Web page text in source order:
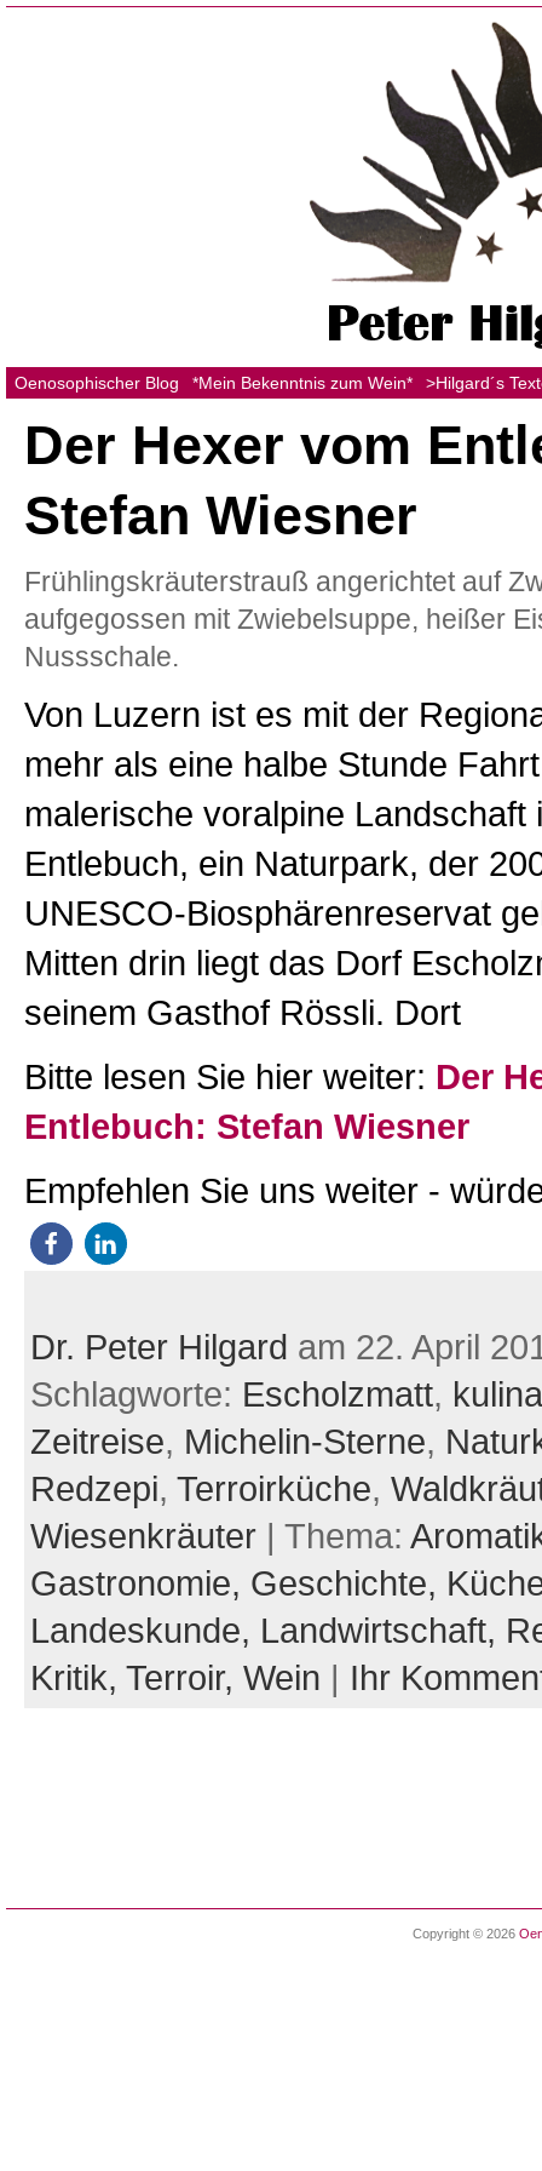
Oenosophischer Blog *Mein Bekenntnis zum Wein* >Hilgard´s
Der Hexer vom
Stefan Wiesner
Frühlingskräuterstrauß angerichtet auf
aufgegossen mit Zwiebelsuppe, heißer
Nussschale.
Von Luzern ist es mit der
mehr als eine halbe Stunde
malerische voralpine Landschaft
Entlebuch, ein Naturpark, der
UNESCO-Biosphärenreservat
Mitten drin liegt das Dorf
seinem Gasthof Rössli. Dort
Bitte lesen Sie hier weiter: Der
Entlebuch: Stefan Wiesner
Empfehlen Sie uns weiter -
Dr. Peter Hilgard am 22. April
Schlagworte: Escholzmatt,
Zeitreise, Michelin-Sterne,
Redzepi, Terroirküche,
Wiesenkräuter| Thema:
Gastronomie, Geschichte,
Landeskunde, Landwirtschaft,
Kritik, Terroir, Wein | Ihr
Copyright © 2026